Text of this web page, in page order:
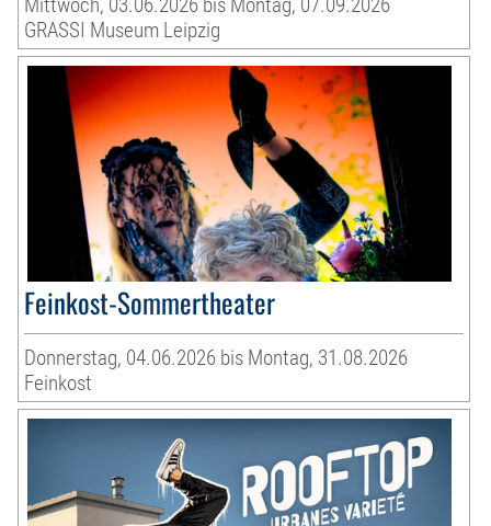
GRASSI Museum Leipzig
Feinkost-Sommertheater
Donnerstag, 04.06.2026 bis Montag, 31.08.2026
Feinkost